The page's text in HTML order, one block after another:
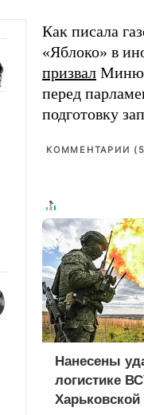
Как писала
«Яблоко» в
призвал
перед
подготовку
КОММЕНТАРИИ
Нанесены
логистике
Харьковской